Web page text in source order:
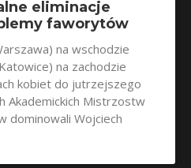
eliminacje
faworytów
na wschodzie
na zachodzie
kobiet do jutrzejszego
Akademickich Mistrzostw
dominowali Wojciech